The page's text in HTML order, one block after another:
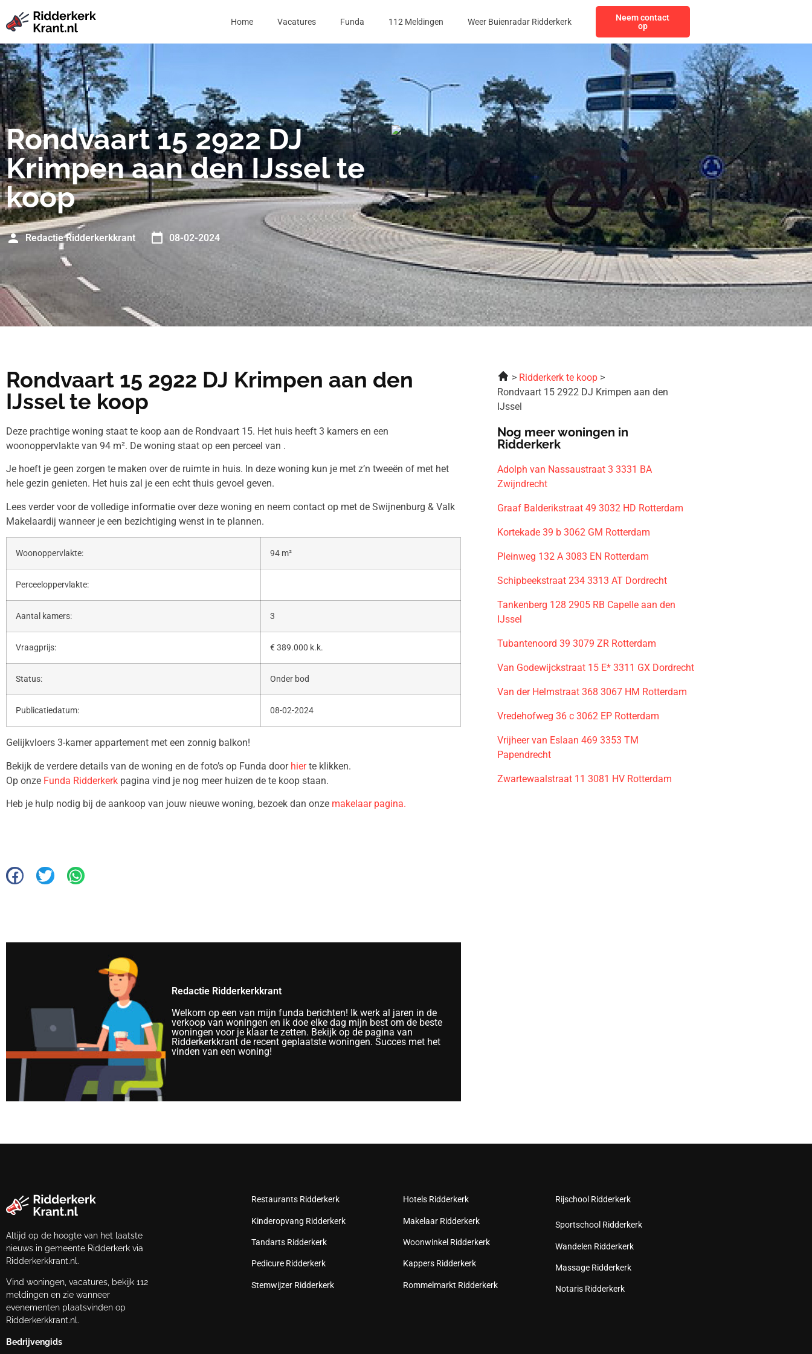
Home Vacatures Funda 112 Meldingen Weer Buienradar Ridderkerk
Neem contact
op
Rondvaart 15 2922 DJ
Krimpen aan den IJssel te
koop
Redactie Ridderkerkkrant 08-02-2024
Rondvaart 15 2922 DJ Krimpen aan den
IJssel te koop
Deze prachtige woning staat te koop aan de Rondvaart 15. Het huis heeft 3 kamers en een
woonoppervlakte van 94 m². De woning staat op een perceel van .
Je hoeft je geen zorgen te maken over de ruimte in huis. In deze woning kun je met z’n tweeën of met het
hele gezin genieten. Het huis zal je een echt thuis gevoel geven.
Lees verder voor de volledige informatie over deze woning en neem contact op met de Swijnenburg & Valk
Makelaardij wanneer je een bezichtiging wenst in te plannen.
Woonoppervlakte: 94 m²
Perceeloppervlakte:
Aantal kamers: 3
Vraagprijs: € 389.000 k.k.
Status: Onder bod
Publicatiedatum: 08-02-2024
Gelijkvloers 3-kamer appartement met een zonnig balkon!
Bekijk de verdere details van de woning en de foto’s op Funda door hierte klikken.
Op onze Funda Ridderkerk pagina vind je nog meer huizen de te koop staan.
Heb je hulp nodig bij de aankoop van jouw nieuwe woning, bezoek dan onze makelaar pagina.
Redactie Ridderkerkkrant
Welkom op een van mijn funda berichten! Ik werk al jaren in de
verkoop van woningen en ik doe elke dag mijn best om de beste
woningen voor je klaar te zetten. Bekijk op de pagina van
Ridderkerkkrant de recent geplaatste woningen. Succes met het
vinden van een woning!
Ridderkerk te koop
Rondvaart 15 2922 DJ Krimpen aan den
IJssel
Nog meer woningen in
Ridderkerk
Adolph van Nassaustraat 3 3331 BA
Zwijndrecht
Graaf Balderikstraat 49 3032 HD Rotterdam
Kortekade 39 b 3062 GM Rotterdam
Pleinweg 132 A 3083 EN Rotterdam
Schipbeekstraat 234 3313 AT Dordrecht
Tankenberg 128 2905 RB Capelle aan den
IJssel
Tubantenoord 39 3079 ZR Rotterdam
Van Godewijckstraat 15 E* 3311 GX Dordrecht
Van der Helmstraat 368 3067 HM Rotterdam
Vredehofweg 36 c 3062 EP Rotterdam
Vrijheer van Eslaan 469 3353 TM
Papendrecht
Zwartewaalstraat 11 3081 HV Rotterdam
Altijd op de hoogte van het laatste
nieuws in gemeente Ridderkerk via
Ridderkerkkrant.nl.
Vind woningen, vacatures, bekijk 112
meldingen en zie wanneer
evenementen plaatsvinden op
Ridderkerkkrant.nl.
Bedrijvengids
Restaurants Ridderkerk
Kinderopvang Ridderkerk
Tandarts Ridderkerk
Pedicure Ridderkerk
Stemwijzer Ridderkerk
Hotels Ridderkerk
Makelaar Ridderkerk
Woonwinkel Ridderkerk
Kappers Ridderkerk
Rommelmarkt Ridderkerk
Rijschool Ridderkerk
Sportschool Ridderkerk
Wandelen Ridderkerk
Massage Ridderkerk
Notaris Ridderkerk